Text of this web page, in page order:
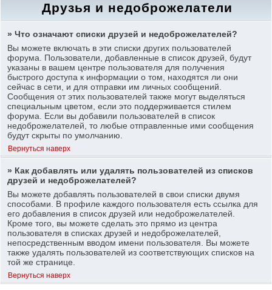
Друзья и недоброжелатели
» Что означают списки друзей и недоброжелателей?
Вы можете включать в эти списки других пользователей
форума. Пользователи, добавленные в список друзей, будут
указаны в вашем центре пользователя для получения
быстрого доступа к информации о том, находятся ли они
сейчас в сети, и для отправки им личных сообщений.
Сообщения от этих пользователей также могут выделяться
специальным цветом, если это поддерживается стилем
форума. Если вы добавили пользователей в список
недоброжелателей, то любые отправленные ими сообщения
будут скрыты по умолчанию.
Вернуться наверх
» Как добавлять или удалять пользователей из списков
друзей и недоброжелателей?
Вы можете добавлять пользователей в свои списки двумя
способами. В профиле каждого пользователя есть ссылка для
его добавления в список друзей или недоброжелателей.
Кроме того, вы можете сделать это прямо из центра
пользователя в списках друзей и недоброжелателей,
непосредственным вводом имени пользователя. Вы можете
также удалять пользователей из соответствующих списков на
той же странице.
Вернуться наверх